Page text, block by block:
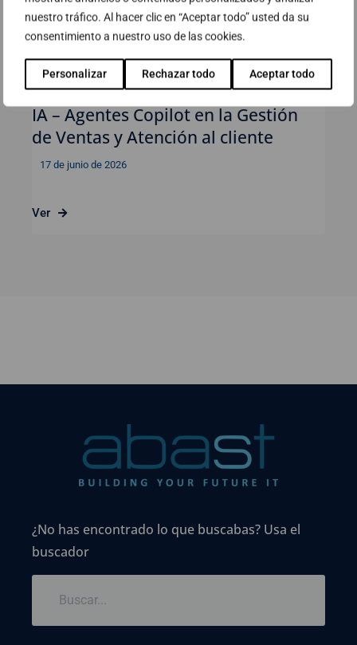
nuestro tráfico. Al hacer clic en “Aceptar todo” usted da su
consentimiento a nuestro uso de las cookies.
Personalizar Rechazar todo Aceptar todo
Webinar: Impulsa tu negocio con
IA – Agentes Copilot en la Gestión
de Ventas y Atención al cliente
17 de junio de 2026
Ver
¿No has encontrado lo que buscabas? Usa el
buscador